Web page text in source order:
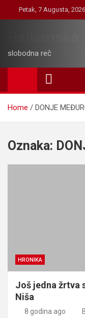
to
Petak, 7 Augusta, 2026
slobodna reč
Home DONJE
Oznaka:
HRONIKA
Još jedna žrtva
Niša
8 godina ago